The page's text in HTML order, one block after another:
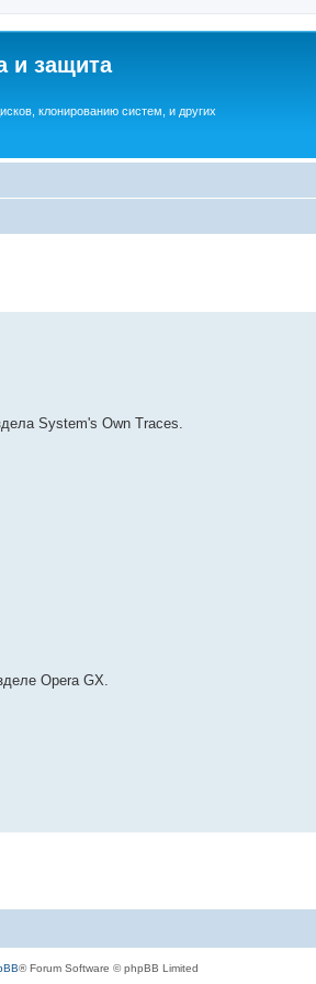
и защита
клонированию систем, и других
System's Own Traces.
Opera GX.
® Forum Software © phpBB Limited